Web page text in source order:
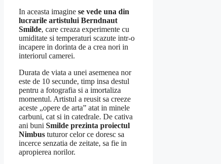
In aceasta imagine se vede una din
lucrarile artistului Berndnaut
Smilde, care creaza experimente cu
umiditate si temperaturi scazute intr-o
incapere in dorinta de a crea nori in
interiorul camerei.
Durata de viata a unei asemenea nor
este de 10 secunde, timp insa destul
pentru a fotografia si a imortaliza
momentul. Artistul a reusit sa creeze
aceste „opere de arta” atat in minele
carbuni, cat si in catedrale. De cativa
ani buni Smilde prezinta proiectul
Nimbus tuturor celor ce doresc sa
incerce senzatia de zeitate, sa fie in
apropierea norilor.